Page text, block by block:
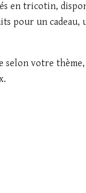
en tricotin,
pour un cadeau,
selon votre